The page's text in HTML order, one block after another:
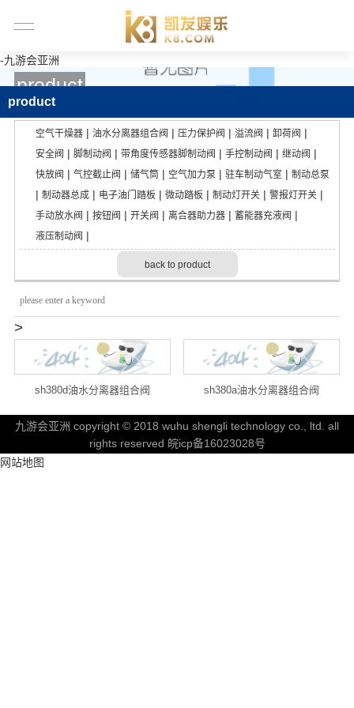
-九游会亚洲
product
product
空气干燥器| 油水分离器组合阀 | 压力保护阀 | 溢流阀 | 卸荷阀 |
安全阀 | 脚制动阀 | 带角度传感器脚制动阀 | 手控制动阀 | 继动阀 |
快放阀 | 气控截止阀 | 储气筒| 空气加力泵| 驻车制动气室| 制动总泵
| 制动器总成| 电子油门踏板 | 微动踏板 | 制动灯开关| 警报灯开关|
手动放水阀 | 按钮阀 | 开关阀 | 离合器助力器| 蓄能器充液阀 |
液压制动阀 |
back to product
>
sh380d油水分离器组合阀 sh380a油水分离器组合阀
九游会亚洲 copyright © 2018 wuhu shengli technology co., ltd. all
rights reserved 皖icp备16023028号
网站地图